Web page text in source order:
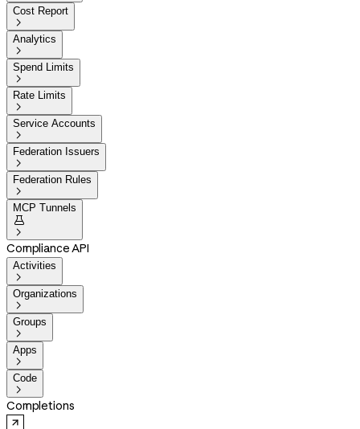
Cost Report

Analytics

Spend Limits

Rate Limits

Service Accounts

Federation Issuers

Federation Rules

MCP Tunnels


Compliance API
Activities

Organizations

Groups

Apps

Code

Completions